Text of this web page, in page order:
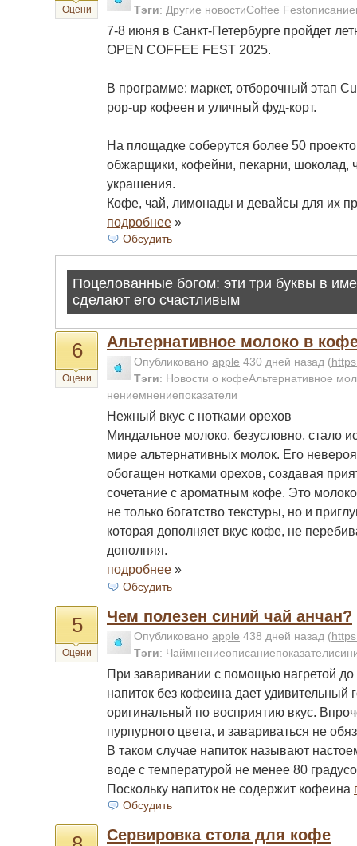
Оцени
Тэги: Другие новостиCoffee
7-8 июня в Санкт-Петербурге пройдет
OPEN COFFEE FEST 2025.
В программе: маркет, отборочный этап
pop-up кофеен и уличный фуд-корт.
На площадке соберутся более 50
обжарщики, кофейни, пекарни, шоколад,
украшения.
Кофе, чай, лимонады и девайсы для их
подробнее »
Обсудить
6
Оцени
Альтернативное молоко в
Опубликовано apple 430 дней назад (
Тэги: Новости о кофеАльтернативное
нениемнениепоказатели
Нежный вкус с нотками орехов
Миндальное молоко, безусловно, стало
мире альтернативных молок. Его
обогащен нотками орехов, создавая
сочетание с ароматным кофе. Это
не только богатство текстуры, но и
которая дополняет вкус кофе, не
дополняя.
подробнее »
Обсудить
5
Оцени
Чем полезен синий чай анчан?
Опубликовано apple 438 дней назад (
Тэги:
При заваривании с помощью нагретой
напиток без кофеина дает удивительный
оригинальный по восприятию вкус.
пурпурного цвета, и завариваться не
В таком случае напиток называют
воде с температурой не менее 80
Поскольку напиток не содержит кофеина
Обсудить
Сервировка стола для кофе